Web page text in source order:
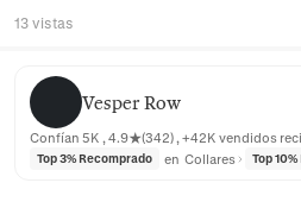
13 vistas
Vesper Row
Vesper Row
Confían 5K , 4.9★(342) , +42K vendidos
Top 3% Recomprado en Collares Top